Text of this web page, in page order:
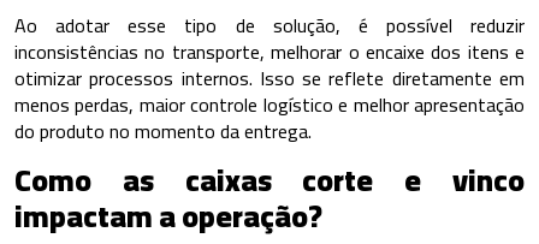
Ao adotar esse tipo de solução, é possível reduzir
inconsistências no transporte, melhorar o encaixe dos itens e
otimizar processos internos. Isso se reflete diretamente em
menos perdas, maior controle logístico e melhor apresentação
do produto no momento da entrega.
Como as caixas corte e vinco
impactam a operação?